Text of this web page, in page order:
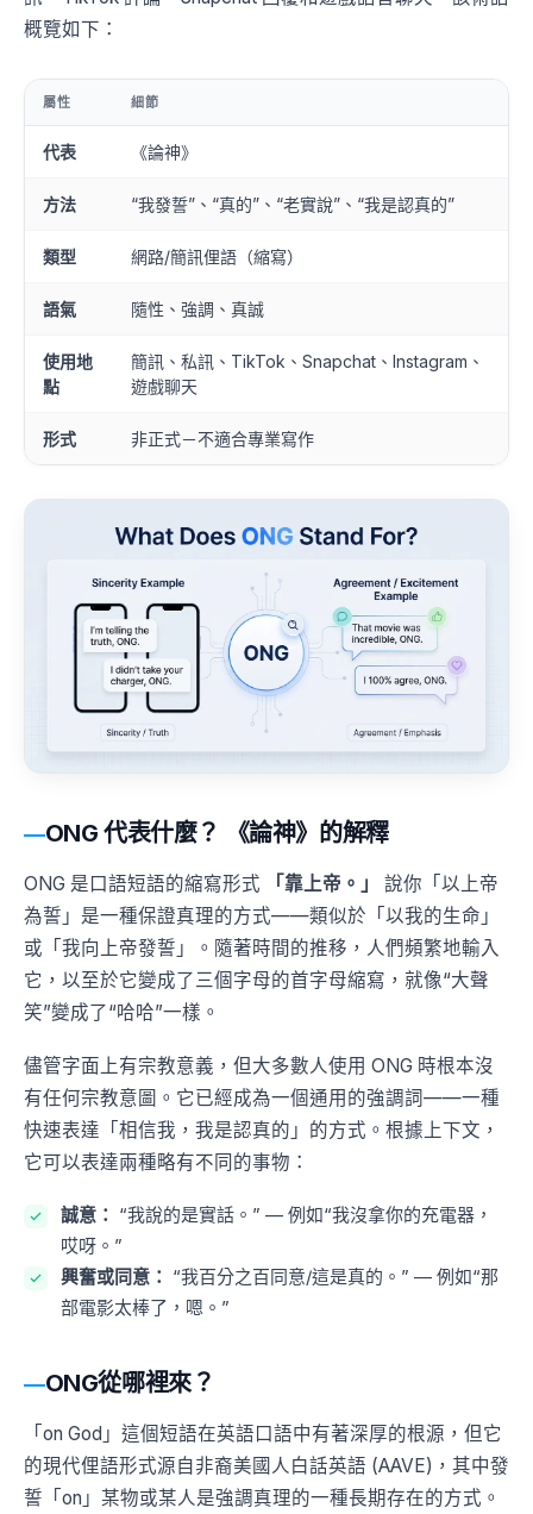
概覽如下：
屬性 細節
代表 《論神》
方法 “我發誓”、“真的”、“老實說”、“我是認真的”
類型 網路/簡訊俚語（縮寫）
語氣 隨性、強調、真誠
使用地
點
簡訊、私訊、TikTok、Snapchat、Instagram、
遊戲聊天
形式 非正式－不適合專業寫作
ONG 代表什麼？ 《論神》的解釋
ONG 是口語短語的縮寫形式 「靠上帝。」
說你「以上帝
為誓」是一種保證真理的方式——類似於「以我的生命」
或「我向上帝發誓」。隨著時間的推移，人們頻繁地輸入
它，以至於它變成了三個字母的首字母縮寫，就像“大聲
笑”變成了“哈哈”一樣。
儘管字面上有宗教意義，但大多數人使用 ONG 時根本沒
有任何宗教意圖。它已經成為一個通用的強調詞——一種
快速表達「相信我，我是認真的」的方式。根據上下文，
它可以表達兩種略有不同的事物：
誠意： “我說的是實話。” — 例如“我沒拿你的充電器，
哎呀。”
興奮或同意： “我百分之百同意/這是真的。” — 例如“那
部電影太棒了，嗯。”
ONG從哪裡來？
「on God」這個短語在英語口語中有著深厚的根源，但它
的現代俚語形式源自非裔美國人白話英語 (AAVE)，其中發
誓「on」某物或某人是強調真理的一種長期存在的方式。